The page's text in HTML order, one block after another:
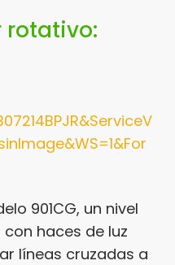
rotativo:
901CG, un nivel
haces de luz
líneas cruzadas a